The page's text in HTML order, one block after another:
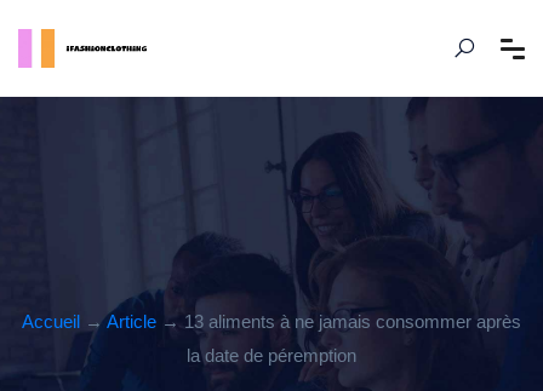
Accueil →Article → 13 aliments à ne jamais consommer après
la date de péremption